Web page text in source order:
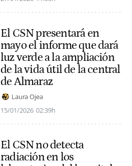
El CSN presentará en
mayo el informe que dará
luz verde a la ampliación
de la vida útil de la central
de Almaraz
Laura Ojea
15/01/2026 02:39h
El CSN no detecta
radiación en los